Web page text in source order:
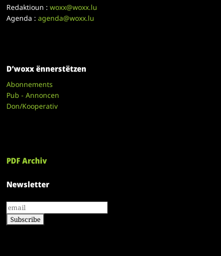
Redaktioun :woxx@woxx.lu
Agenda :agenda@woxx.lu
D’woxx ënnerstëtzen
Abonnements
Pub - Annoncen
Don/Kooperativ
PDF Archiv
Newsletter